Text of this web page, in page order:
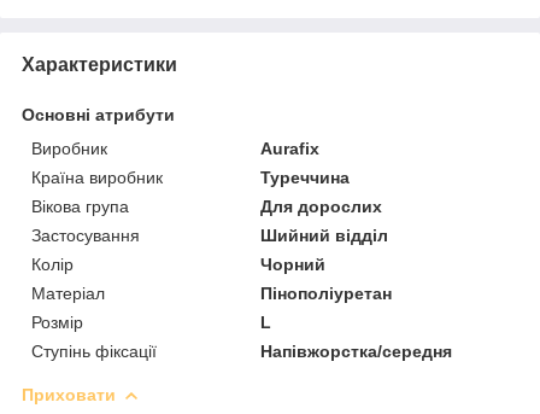
Характеристики
Основні атрибути
Виробник
Aurafix
Країна виробник
Туреччина
Вікова група
Для дорослих
Застосування
Шийний відділ
Колір
Чорний
Матеріал
Пінополіуретан
Розмір
L
Ступінь фіксації
Напівжорстка/середня
Приховати